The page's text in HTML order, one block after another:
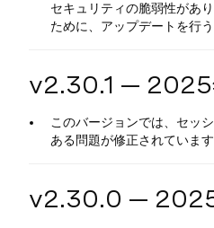
セキュリティの脆弱性があ
ために、アップデートを行
v2.30.1 — 2025
このバージョンでは、セッ
ある問題が修正されています
v2.30.0 —